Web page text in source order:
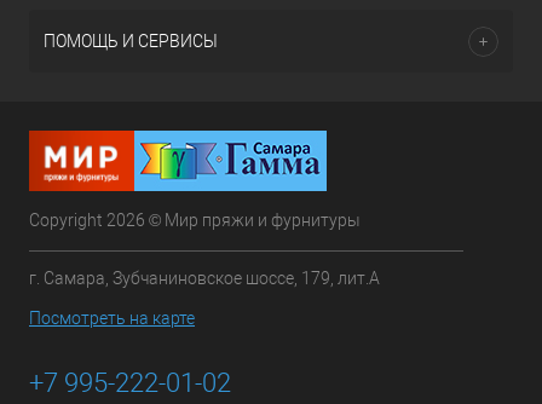
ПОМОЩЬ И СЕРВИСЫ
Copyright 2026 © Мир пряжи и фурнитуры
г. Самара, Зубчаниновское шоссе, 179, лит.А
Посмотреть на карте
+7 995-222-01-02